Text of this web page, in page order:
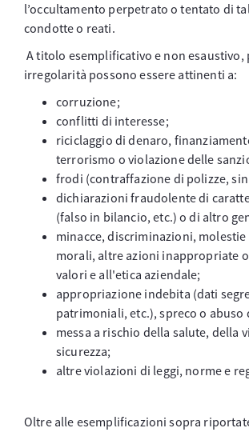
l’occultamento perpetrato o tentato di
condotte o reati.
A titolo esemplificativo e non esaustivo,
irregolarità possono essere attinenti a:
corruzione;
conflitti di interesse;
riciclaggio di denaro,
terrorismo o violazione delle
frodi (contraffazione di polizze,
dichiarazioni fraudolente di
(falso in bilancio, etc.) o di altro
minacce, discriminazioni, molestie
morali, altre azioni inappropriate
valori e all'etica aziendale;
appropriazione indebita (dati
patrimoniali, etc.), spreco o abuso
messa a rischio della salute, della
sicurezza;
altre violazioni di leggi, norme e
Oltre alle esemplificazioni sopra